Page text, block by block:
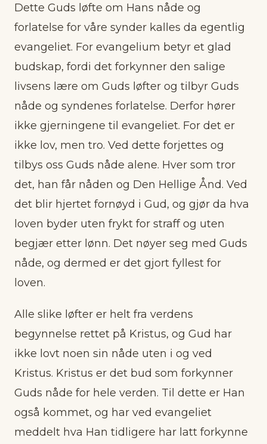
Dette Guds løfte om Hans nåde og
forlatelse for våre synder kalles da egentlig
evangeliet. For evangelium betyr et glad
budskap, fordi det forkynner den salige
livsens lære om Guds løfter og tilbyr Guds
nåde og syndenes forlatelse. Derfor hører
ikke gjerningene til evangeliet. For det er
ikke lov, men tro. Ved dette forjettes og
tilbys oss Guds nåde alene. Hver som tror
det, han får nåden og Den Hellige Ånd. Ved
det blir hjertet fornøyd i Gud, og gjør da hva
loven byder uten frykt for straff og uten
begjær etter lønn. Det nøyer seg med Guds
nåde, og dermed er det gjort fyllest for
loven.
Alle slike løfter er helt fra verdens
begynnelse rettet på Kristus, og Gud har
ikke lovt noen sin nåde uten i og ved
Kristus. Kristus er det bud som forkynner
Guds nåde for hele verden. Til dette er Han
også kommet, og har ved evangeliet
meddelt hva Han tidligere har latt forkynne